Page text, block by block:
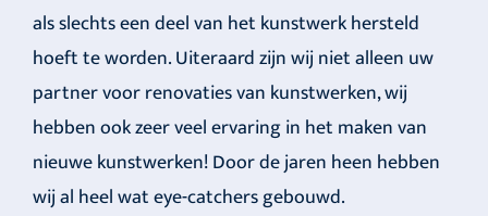
als slechts een deel van het kunstwerk hersteld
hoeft te worden. Uiteraard zijn wij niet alleen uw
partner voor renovaties van kunstwerken, wij
hebben ook zeer veel ervaring in het maken van
nieuwe kunstwerken! Door de jaren heen hebben
wij al heel wat eye-catchers gebouwd.